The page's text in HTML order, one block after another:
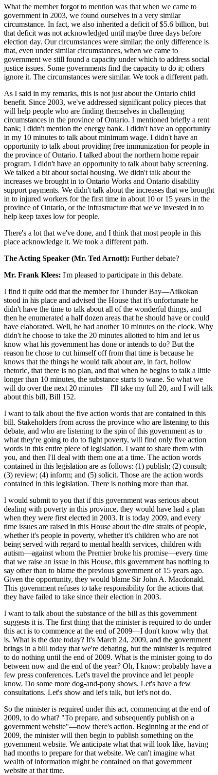
What the member forgot to mention was that when we came to
government in 2003, we found ourselves in a very similar
circumstance. In fact, we also inherited a deficit of $5.6 billion, but
that deficit was not acknowledged until maybe three days before
election day. Our circumstances were similar; the only difference is
that, even under similar circumstances, when we came to
government we still found a capacity under which to address social
justice issues. Some governments find the capacity to do it; others
ignore it. The circumstances were similar. We took a different path.
As I said in my remarks, this is not just about the Ontario child
benefit. Since 2003, we've addressed significant policy pieces that
will help people who are finding themselves in challenging
circumstances in the province of Ontario. I mentioned briefly a rent
bank; I didn't mention the energy bank. I didn't have an opportunity
in my 10 minutes to talk about minimum wage. I didn't have an
opportunity to talk about providing free immunization for people in
the province of Ontario. I talked about the northern home repair
program. I didn't have an opportunity to talk about baby screening.
We talked a bit about social housing. We didn't talk about the
increases we brought in to Ontario Works and Ontario disability
support payments. We didn't talk about the increases that we brought
in to injured workers for the first time in about 10 or 15 years in the
province of Ontario, or the infrastructure that we've invested in to
help keep taxes low for people.
There's a lot that we've done, and I think that most people in this
place acknowledge it. We took a different path.
The Acting Speaker (Mr. Ted Arnott): Further debate?
Mr. Frank Klees: I'm pleased to participate in this debate.
I find it quite odd that the member for Thunder Bay—Atikokan
stood in his place and advised the House that it's unfortunate he
didn't have the time to talk about all of the wonderful things, and
then he enumerated a half dozen areas that he should have or could
have elaborated. Well, he had another 10 minutes on the clock. Why
didn't he choose to take the 20 minutes allotted to him and let us
know what his government has done or intends to do? But the
reason he chose to cut himself off from that time is because he
knows that the things he would talk about are, in fact, hollow
rhetoric, that there is no plan, and that when he begins to talk a little
longer than 10 minutes, the substance starts to wane. So what we
will do over the next 20 minutes—I'll take my full 20, and I will talk
about this bill, Bill 152.
I want to talk about the five action words that are contained in this
bill. Stakeholders from across the province who are listening to this
debate, and who are listening to the spin of this government as to
what they're going to do to fight poverty, will find only five action
words in this entire piece of legislation. I want to share them with
you, and then I'll deal with them one at a time. The action words
contained in this legislation are as follows: (1) publish; (2) consult;
(3) review; (4) inform; and (5) solicit. Those are the action words
contained in this legislation. There is nothing more than that.
I would submit to you that if this government was serious about
dealing with poverty in this province, they would have had a plan
when they were first elected in 2003. It is today 2009, and every
time issues are raised in this House about the dire straits of people,
whether it's people in poverty, whether it's children who are not
being served with regard to mental health services, children with
autism—against whom the Premier broke his promise—every time
that we raise an issue in this House, this government has nothing to
say other than to blame the previous government of 15 years ago.
Given the opportunity, they would blame Sir John A. Macdonald.
This government refuses to take responsibility for the actions that
they have failed to take since their election in 2003.
I want to talk about the substance of the bill as this government
suggests it is. The first thing that the minister is required to do under
this act is to commence at the end of 2009—I don't know why that
is. What is the date today? It's March 24, 2009, and the government
brings in a bill today that we're debating, but the minister is required
to do nothing until the end of 2009. What is the minister going to do
between now and the end of the year? Oh, I know: probably have a
few press conferences. Let's travel the province and let people
know. Do some more dog-and-pony shows. Let's have a few
consultations. Let's show and let's talk, but let's not do.
So the minister is required under this act, commencing at the end of
2009, to do what? "To prepare, and subsequently publish on a
government website"—now there's action. Beginning at the end of
2009, the minister will then begin to publish something on the
government website. We anticipate what that will look like, having
had months to prepare for that website. We can't imagine what
wealth of information might be contained on that government
website at that time.